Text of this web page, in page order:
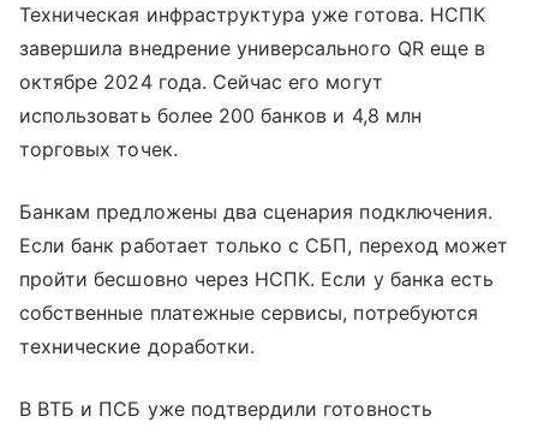
Техническая инфраструктура уже готова. НСПК
завершила внедрение универсального QR еще в
октябре 2024 года. Сейчас его могут
использовать более 200 банков и 4,8 млн
торговых точек.
Банкам предложены два сценария подключения.
Если банк работает только с СБП, переход может
пройти бесшовно через НСПК. Если у банка есть
собственные платежные сервисы, потребуются
технические доработки.
В ВТБ и ПСБ уже подтвердили готовность